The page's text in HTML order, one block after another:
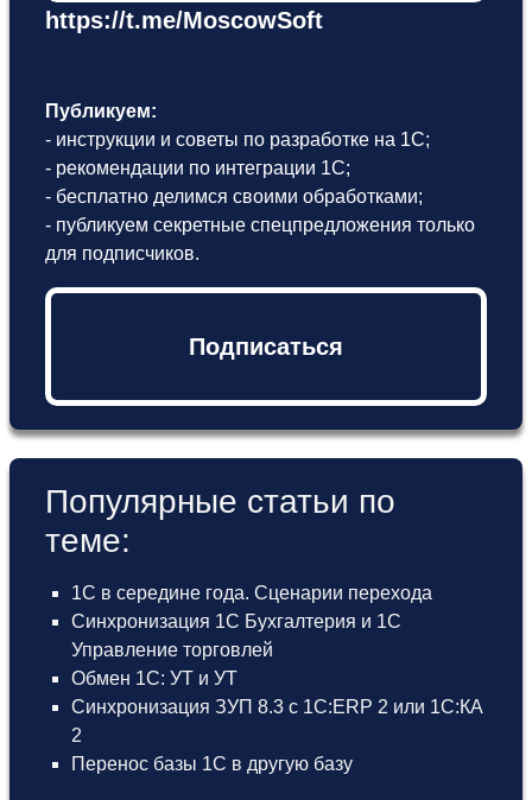
https://t.me/MoscowSoft
Публикуем:
- инструкции и советы по разработке на 1С;
- рекомендации по интеграции 1С;
- бесплатно делимся своими обработками;
- публикуем секретные спецпредложения только
для подписчиков.
Подписаться
Популярные статьи по
теме:
1С в середине года. Сценарии перехода
Синхронизация 1С Бухгалтерия и 1С
Управление торговлей
Обмен 1С: УТ и УТ
Синхронизация ЗУП 8.3 с 1С:ERP 2 или 1С:КА
2
Перенос базы 1С в другую базу